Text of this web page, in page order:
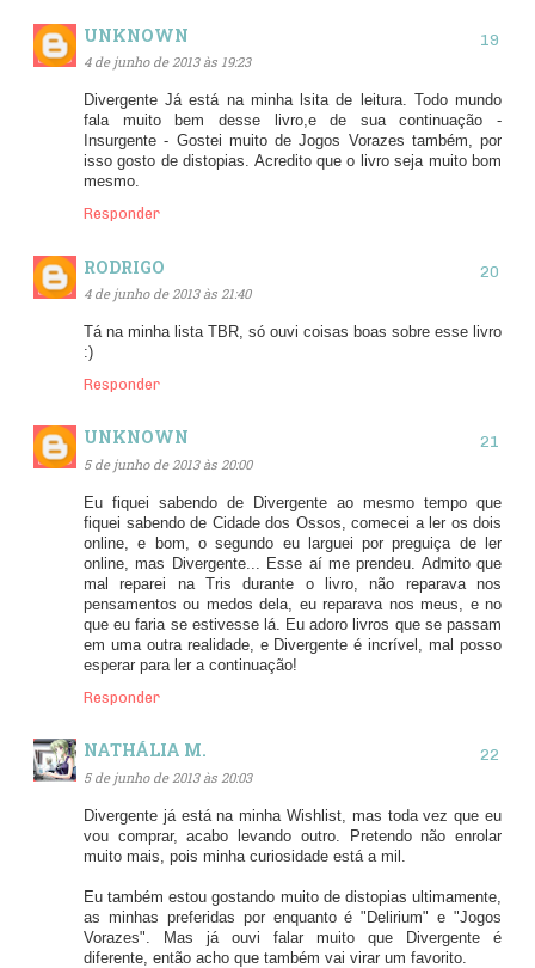
UNKNOWN
4 de junho de 2013 às 19:23
Divergente Já está na minha lsita de leitura. Todo mundo
fala muito bem desse livro,e de sua continuação -
Insurgente - Gostei muito de Jogos Vorazes também, por
isso gosto de distopias. Acredito que o livro seja muito bom
mesmo.
Responder
RODRIGO
4 de junho de 2013 às 21:40
Tá na minha lista TBR, só ouvi coisas boas sobre esse livro
:)
Responder
UNKNOWN
5 de junho de 2013 às 20:00
Eu fiquei sabendo de Divergente ao mesmo tempo que
fiquei sabendo de Cidade dos Ossos, comecei a ler os dois
online, e bom, o segundo eu larguei por preguiça de ler
online, mas Divergente... Esse aí me prendeu. Admito que
mal reparei na Tris durante o livro, não reparava nos
pensamentos ou medos dela, eu reparava nos meus, e no
que eu faria se estivesse lá. Eu adoro livros que se passam
em uma outra realidade, e Divergente é incrível, mal posso
esperar para ler a continuação!
Responder
NATHÁLIA M.
5 de junho de 2013 às 20:03
Divergente já está na minha Wishlist, mas toda vez que eu
vou comprar, acabo levando outro. Pretendo não enrolar
muito mais, pois minha curiosidade está a mil.
Eu também estou gostando muito de distopias ultimamente,
as minhas preferidas por enquanto é "Delirium" e "Jogos
Vorazes". Mas já ouvi falar muito que Divergente é
diferente, então acho que também vai virar um favorito.